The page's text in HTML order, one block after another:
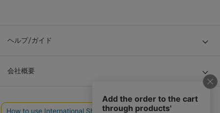
ヘルプ/ガイド
会社概要